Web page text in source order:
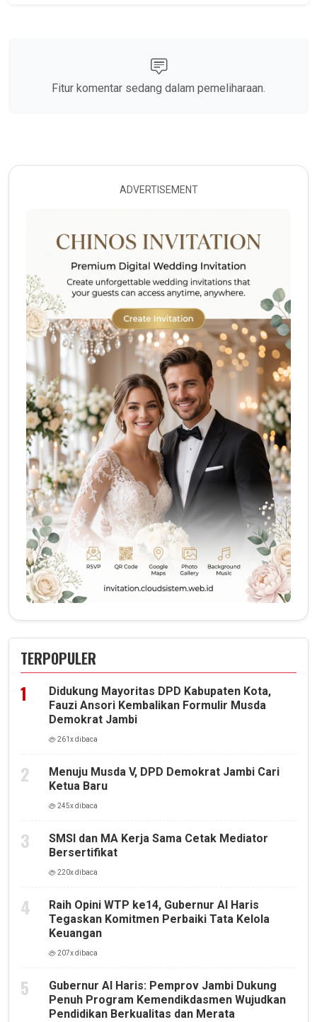
Fitur komentar sedang dalam pemeliharaan.
ADVERTISEMENT
TERPOPULER
Didukung Mayoritas DPD Kabupaten Kota,
Fauzi Ansori Kembalikan Formulir Musda
Demokrat Jambi
261x dibaca
Menuju Musda V, DPD Demokrat Jambi Cari
Ketua Baru
245x dibaca
SMSI dan MA Kerja Sama Cetak Mediator
Bersertifikat
220x dibaca
Raih Opini WTP ke14, Gubernur Al Haris
Tegaskan Komitmen Perbaiki Tata Kelola
Keuangan
207x dibaca
Gubernur Al Haris: Pemprov Jambi Dukung
Penuh Program Kemendikdasmen Wujudkan
Pendidikan Berkualitas dan Merata